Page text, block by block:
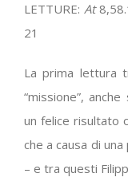
LETTURE: At
21
La prima lettura
“missione”,
un felice risultato
che a causa di
– e tra questi